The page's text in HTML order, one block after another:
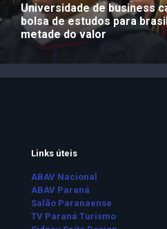
Universidade de business
bolsa de estudos para
metade do valor
Links úteis
ABAV Nacional
ABAV Paraná
Salão Paranaense
TV Paraná Turismo